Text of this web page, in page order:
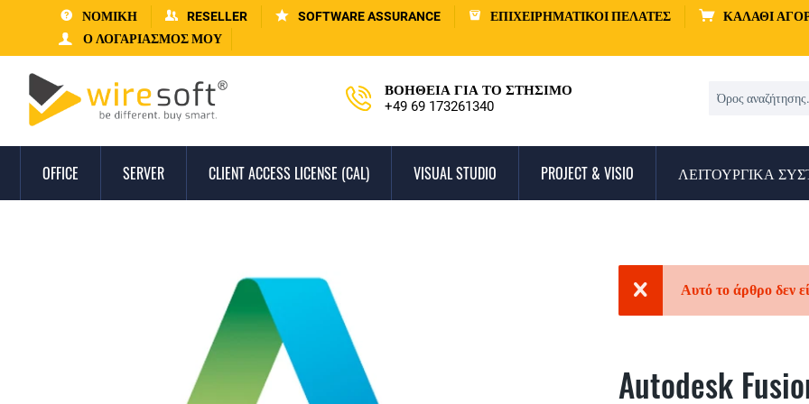
ΝΟΜΙΚΗ RESELLER SOFTWARE ASSURANCE ΕΠΙΧΕΙΡΗΜΑΤΙΚΟΊ ΠΕΛΆΤΕΣ
ΚΑΛΆΘΙ
Ο ΛΟΓΑΡΙΑΣΜΌΣ ΜΟΥ
ΒΟΉΘΕΙΑ ΓΙΑ ΤΟ ΣΤΉΣΙΜΟ
+49 69 173261340
OFFICE SERVER CLIENT ACCESS LICENSE (CAL) VISUAL STUDIO PROJECT & VISIO ΛΕΙΤΟΥΡΓΙΚΆ
Αυτό το άρθρο δεν
Autodesk